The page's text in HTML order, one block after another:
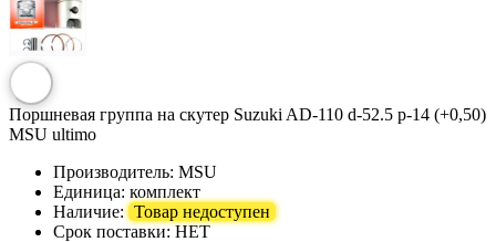
Поршневая группа на скутер Suzuki AD-110 d-52.5 p-14 (+0,50)
MSU ultimo
Производитель: MSU
Единица: комплект
Наличие: Товар недоступен
Срок поставки: НЕТ